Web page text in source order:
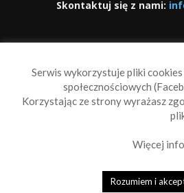
Skontaktuj się z nami:
Reklama
© 2010-2019
Serwis wykorzystuje pliki
społecznościowych
Korzystając ze strony wyrażasz
Więcej
Rozumiem i